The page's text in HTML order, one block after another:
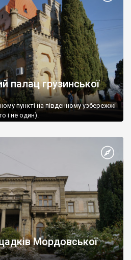
палац грузинської
пункті на південному узбережжі
і не один).
Мордовської